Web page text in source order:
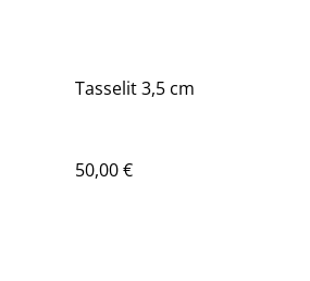
Tasselit 3,5 cm
50,00 €